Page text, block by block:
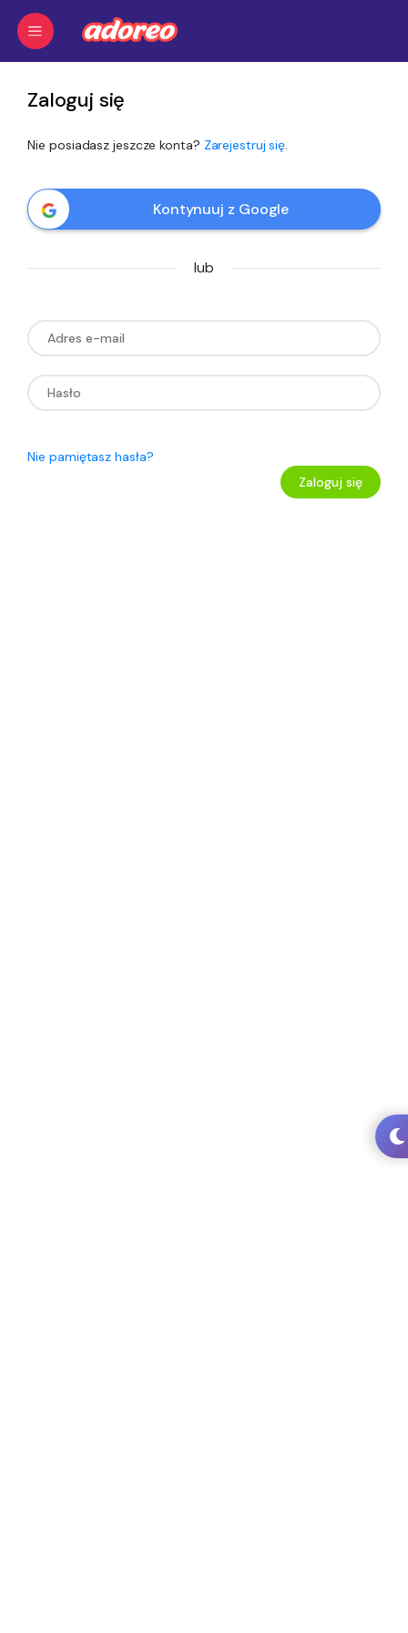
Zaloguj się
Nie posiadasz jeszcze konta? Zarejestruj się.
Kontynuuj z Google
lub
Nie pamiętasz hasła?
Zaloguj się